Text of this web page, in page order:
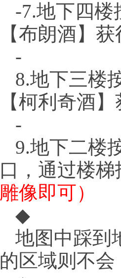
-7.地下四
【布朗酒】
-
8.地下三楼
【柯利奇酒
-
9.地下二楼
口，通过楼
雕像即可）
◆
地图中踩到
的区域则不